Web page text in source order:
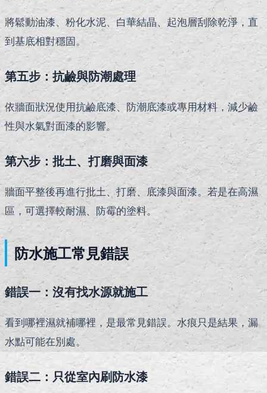
將鬆動油漆、粉化水泥、白華結晶、起泡層刮除乾淨，直
到基底相對穩固。
第五步：抗鹼與防潮處理
依牆面狀況使用抗鹼底漆、防潮底漆或專用材料，減少鹼
性與水氣對面漆的影響。
第六步：批土、打磨與面漆
牆面平整後再進行批土、打磨、底漆與面漆。若是在高濕
區，可選擇較耐濕、防霉的塗料。
防水施工常見錯誤
錯誤一：沒有找水源就施工
看到哪裡濕就補哪裡，是最常見錯誤。水痕只是結果，漏
水點可能在別處。
錯誤二：只從室內刷防水漆